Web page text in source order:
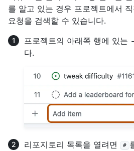
를 알고 있는 경우 프로젝트에서
요청을 검색할 수 있습니다.
프로젝트의 아래쪽 행에 있는
다.
리포지토리 목록을 열려면 #